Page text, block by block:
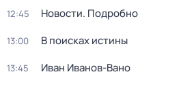
12:45 Новости. Подробно
13:00 В поисках истины
13:45 Иван Иванов-Вано